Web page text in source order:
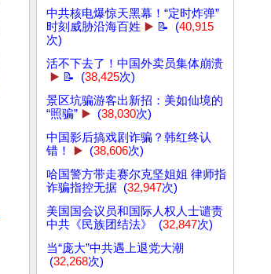
中共核电爆惊天黑幕！“定时炸弹”
时刻威胁沿海百姓 ▶️ 📝 (40,915
次)
活不下去了！中国外卖员集体崩溃
▶️ 📝 (38,425次)
景区坑骗游客出新招：美如仙境的
“照骗” ▶️ (38,030次)
中国影后搞戏剧诈骗？韩红终认
错！
▶️ (38,606次)
哈国警方带走赛尔克坚姐姐 律师指
诈骗指控无据 (32,947次)
美国国会议员和国际人权人士谴责
中共《民族团结法》 (32,847次)
当“庞大”中共遇上退党大潮
(32,268次)